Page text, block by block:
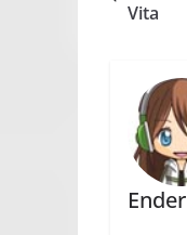
Vita
Ender